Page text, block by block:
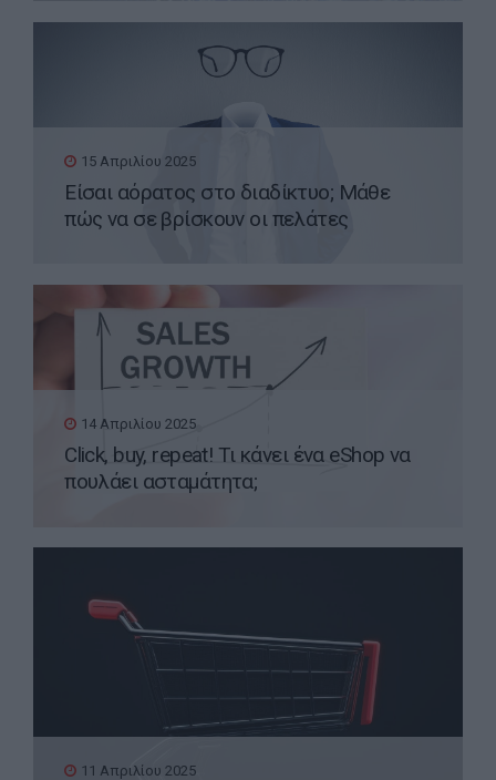
15 Απριλίου 2025
Είσαι αόρατος στο διαδίκτυο; Μάθε
πώς να σε βρίσκουν οι πελάτες
14 Απριλίου 2025
Click, buy, repeat! Τι κάνει ένα eShop να
πουλάει ασταμάτητα;
11 Απριλίου 2025